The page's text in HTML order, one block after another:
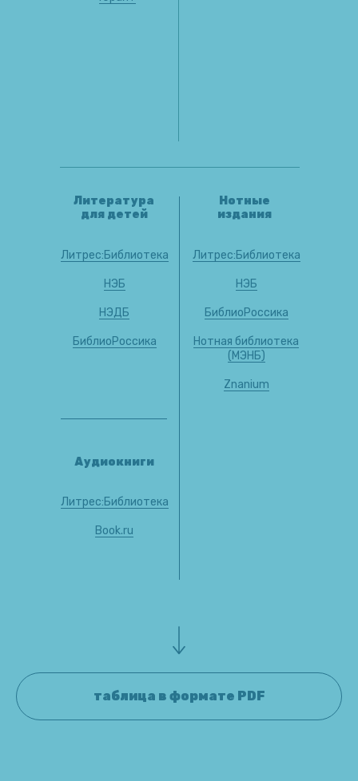
Аудиокниги
Литература
для детей
Литрес:Библиотека
Book.ru
Литрес:Библиотека
НЭБ
НЭДБ
БиблиоРоссика
Нотные
издания
Литрес:Библиотека
НЭБ
БиблиоРоссика
Нотная библиотека
(МЭНБ)
Znanium
таблица в формате PDF